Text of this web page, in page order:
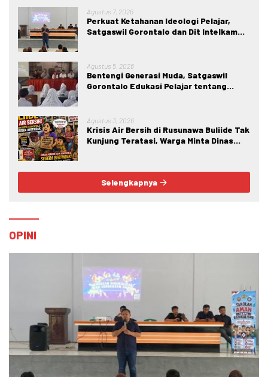
Agustus 7, 2026
Perkuat Ketahanan Ideologi Pelajar,
Satgaswil Gorontalo dan Dit Intelkam
Kabila
Agustus 5, 2026
Bentengi Generasi Muda, Satgaswil
Gorontalo Edukasi Pelajar tentang
Agustus 3, 2026
Krisis Air Bersih di Rusunawa Buliide Tak
Kunjung Teratasi, Warga Minta Dinas
Selengkapnya
OPINI